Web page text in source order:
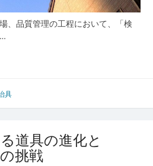
、品質管理の工程において、「検
具
道具の進化と
挑戦